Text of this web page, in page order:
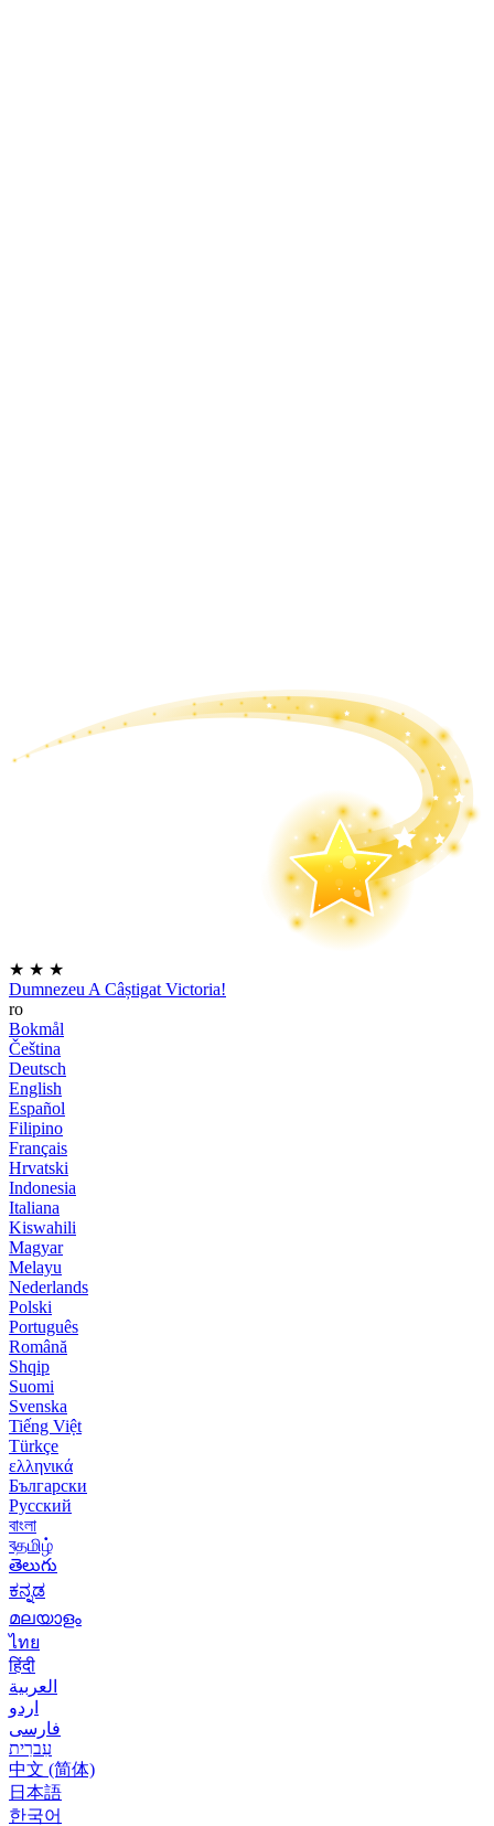
★ ★ ★
Dumnezeu A Câștigat Victoria!
ro
Bokmål
Čeština
Deutsch
English
Español
Filipino
Français
Hrvatski
Indonesia
Italiana
Kiswahili
Magyar
Melayu
Nederlands
Polski
Português
Română
Shqip
Suomi
Svenska
Tiếng Việt
Türkçe
ελληνικά
Български
Русский
বাংলা
বதமிழ்
తెలుగు
ಕನ್ನಡ
മലയാളം
ไทย
हिंदी
العربية
اردو
فارسی
עִברִית
中文 (简体)
日本語
한국어